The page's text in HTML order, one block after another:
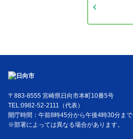
〒883-8555 宮崎県日向市本町10番5号
TEL:0982-52-2111（代表）
開庁時間：午前8時45分から午後4時30分まで
※部署によっては異なる場合があります。